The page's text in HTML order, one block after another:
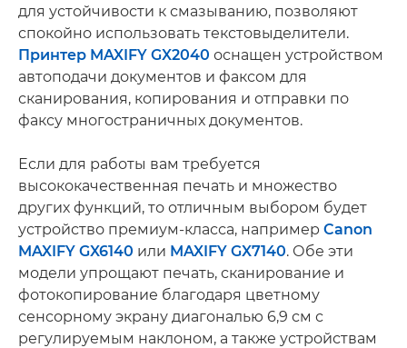
для устойчивости к смазыванию, позволяют
спокойно использовать текстовыделители.
Принтер MAXIFY GX2040 оснащен устройством
автоподачи документов и факсом для
сканирования, копирования и отправки по
факсу многостраничных документов.
Если для работы вам требуется
высококачественная печать и множество
других функций, то отличным выбором будет
устройство премиум-класса, например Canon
MAXIFY GX6140 или MAXIFY GX7140. Обе эти
модели упрощают печать, сканирование и
фотокопирование благодаря цветному
сенсорному экрану диагональю 6,9 см с
регулируемым наклоном, а также устройствам